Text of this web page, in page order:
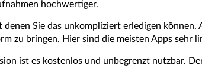
hochwertiger.
Sie das unkompliziert erledigen können.
zu bringen. Hier sind die meisten Apps sehr
ist es kostenlos und unbegrenzt nutzbar.